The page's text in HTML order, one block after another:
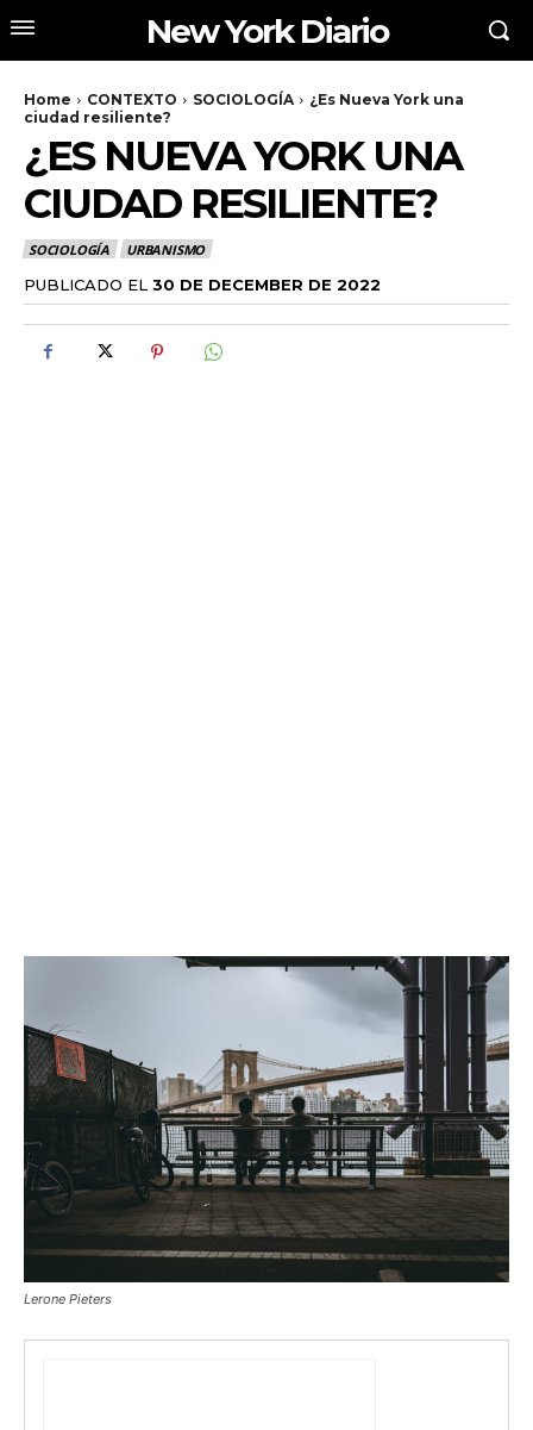
New York Diario
Home CONTEXTO SOCIOLOGÍA
¿Es Nueva York una
ciudad resiliente?
¿ES NUEVA YORK UNA
CIUDAD RESILIENTE?
SOCIOLOGÍA URBANISMO
PUBLICADO EL 30 DE DECEMBER DE 2022
Lerone Pieters